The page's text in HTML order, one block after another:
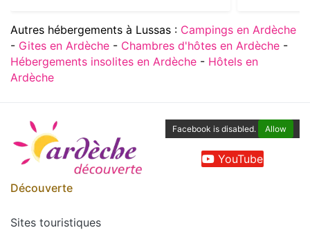
Autres hébergements à Lussas : Campings en Ardèche
- Gites en Ardèche - Chambres d'hôtes en Ardèche -
Hébergements insolites en Ardèche - Hôtels en
Ardèche
Facebook is disabled. Allow
YouTube
Découverte
Sites touristiques